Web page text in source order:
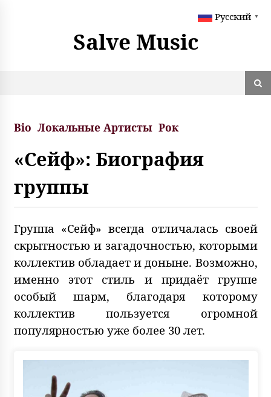
Salve Music
Bio Локальные Артисты Рок
«Сейф»: Биография
группы
Группа «Сейф» всегда отличалась своей
скрытностью и загадочностью, которыми
коллектив обладает и доныне. Возможно,
именно этот стиль и придаёт группе
особый шарм, благодаря которому
коллектив пользуется огромной
популярностью уже более 30 лет.
Русский ▼